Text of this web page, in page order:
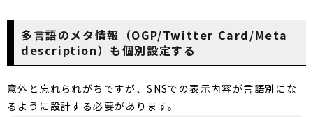
多言語のメタ情報（OGP/Twitter Card/Meta
description）も個別設定する
意外と忘れられがちですが、SNSでの表示内容が言語別にな
るように設計する必要があります。